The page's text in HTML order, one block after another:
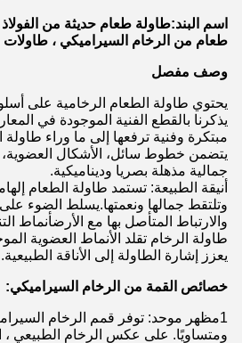
اسم البند:طاولة طعام حديثة من
طعام من الرخام السيراميكي ، طاولات من 6 إلى 8
وصف مفصل
يحتوي طاولة الطعام الرخامية على
يذكرنا بالقطع الفنية الموجودة في
مبتكرة وفنية ترفعها إلى ما وراء طاولة
يتضمن خطوط سائل، الأشكال العضوية،
جمالية مذهلة بصريا وديناميكية.
أنيقة الطبيعة: تستمد طاولة الطعام
وتلتقط جمالها ونعمتها.يسلط الضوء على
والارتباط المتأصل بها مع الأرضأنماط
طاولة الرخام تقلد الأنماط العضوية
يعزز إشارة الطاولة إلى الأناقة الطبيعية.
خصائص القمة من الرخام السيراميكي:
1مظهر موحد: توفر قمم الرخام
ومتساويًا. على عكس الرخام الطبيعي ،